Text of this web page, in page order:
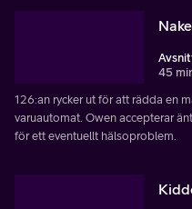
45
126:an rycker ut för att rädda en
varuautomat. Owen accepterar
för ett eventuellt hälsoproblem.